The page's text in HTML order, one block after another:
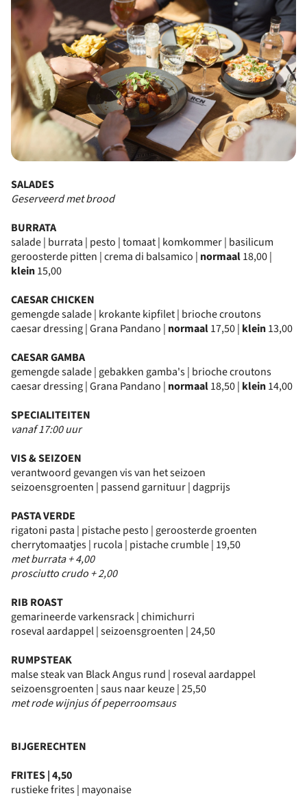
SALADES
Geserveerd met brood
BURRATA
salade | burrata | pesto | tomaat | komkommer | basilicum
geroosterde pitten | crema di balsamico | normaal18,00 |
klein15,00
CAESAR CHICKEN
gemengde salade | krokante kipfilet | brioche croutons
caesar dressing | Grana Pandano | normaal17,50 | klein13,00
CAESAR GAMBA
gemengde salade | gebakken gamba's | brioche croutons
caesar dressing | Grana Pandano | normaal18,50 | klein14,00
SPECIALITEITEN
vanaf 17:00 uur
VIS & SEIZOEN
verantwoord gevangen vis van het seizoen
seizoensgroenten | passend garnituur | dagprijs
PASTA VERDE
rigatoni pasta | pistache pesto | geroosterde groenten
cherrytomaatjes | rucola | pistache crumble | 19,50
met burrata + 4,00
prosciutto crudo + 2,00
RIB ROAST
gemarineerde varkensrack | chimichurri
roseval aardappel | seizoensgroenten | 24,50
RUMPSTEAK
malse steak van Black Angus rund | roseval aardappel
seizoensgroenten | saus naar keuze | 25,50
met rode wijnjus óf peperroomsaus
BIJGERECHTEN
FRITES | 4,50
rustieke frites | mayonaise